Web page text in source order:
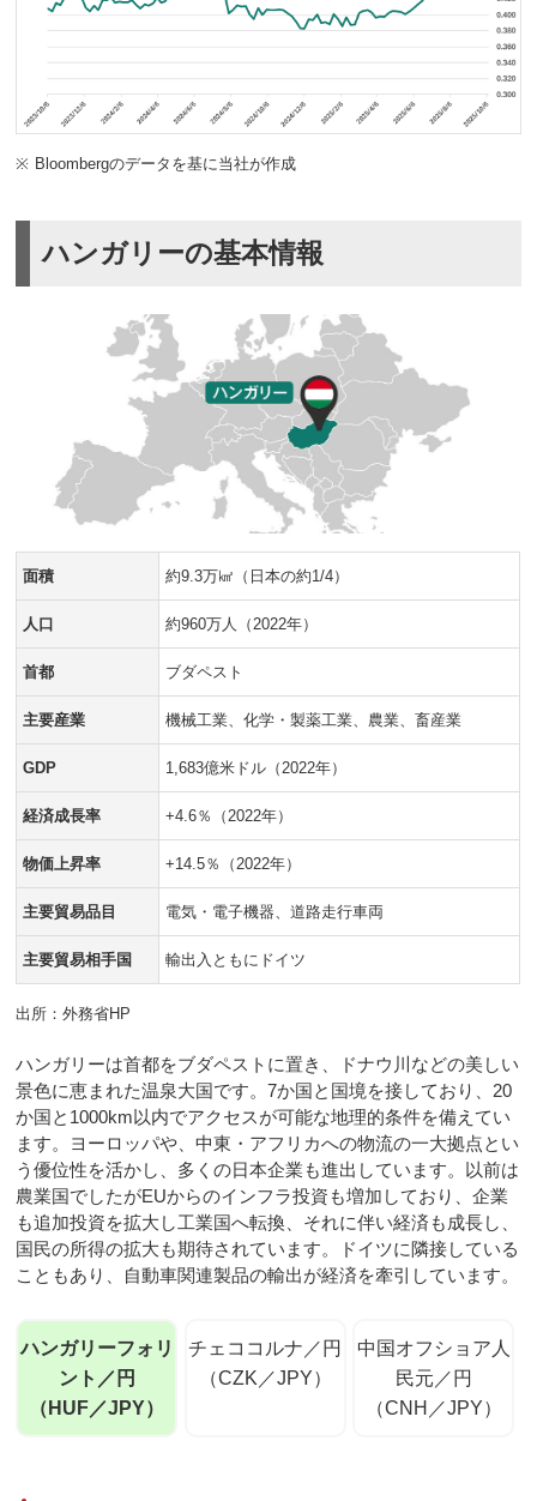
※ Bloombergのデータを基に当社が作成
ハンガリーの基本情報
面積 約9.3万㎢（日本の約1/4）
人口 約960万人（2022年）
首都 ブダペスト
主要産業 機械工業、化学・製薬工業、農業、畜産業
GDP 1,683億米ドル（2022年）
経済成長率 +4.6％（2022年）
物価上昇率 +14.5％（2022年）
主要貿易品目 電気・電子機器、道路走行車両
主要貿易相手国 輸出入ともにドイツ
出所：外務省HP
ハンガリーは首都をブダペストに置き、ドナウ川などの美しい
景色に恵まれた温泉大国です。7か国と国境を接しており、20
か国と1000km以内でアクセスが可能な地理的条件を備えてい
ます。ヨーロッパや、中東・アフリカへの物流の一大拠点とい
う優位性を活かし、多くの日本企業も進出しています。以前は
農業国でしたがEUからのインフラ投資も増加しており、企業
も追加投資を拡大し工業国へ転換、それに伴い経済も成長し、
国民の所得の拡大も期待されています。ドイツに隣接している
こともあり、自動車関連製品の輸出が経済を牽引しています。
ハンガリーフォリ
ント／円
（HUF／JPY）
チェココルナ／円
（CZK／JPY）
中国オフショア人
民元／円
（CNH／JPY）